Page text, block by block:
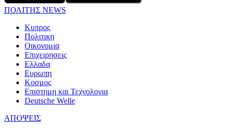
ΠΟΛΙΤΗΣ NEWS
Κυπρος
Πολιτικη
Οικονομια
Επιχειρησεις
Ελλαδα
Ευρωπη
Κοσμος
Επιστημη και Τεχνολογια
Deutsche Welle
ΑΠΟΨΕΙΣ